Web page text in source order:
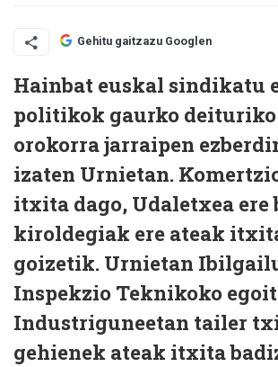
Gehitu gaitzazu Googlen
Hainbat euskal sindikatu
politikok gaurko deituriko
orokorra jarraipen
izaten Urnietan.
itxita dago, Udaletxea ere
kiroldegiak ere ateak
goizetik. Urnietan
Inspekzio Teknikoko
Industriguneetan tailer
gehienek ateak itxita